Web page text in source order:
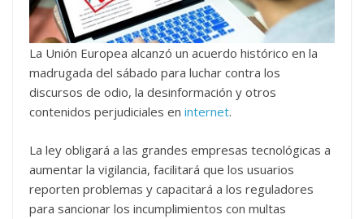
La Unión Europea alcanzó un acuerdo histórico en la
madrugada del sábado para luchar contra los
discursos de odio, la desinformación y otros
contenidos perjudiciales en internet.
La ley obligará a las grandes empresas tecnológicas a
aumentar la vigilancia, facilitará que los usuarios
reporten problemas y capacitará a los reguladores
para sancionar los incumplimientos con multas